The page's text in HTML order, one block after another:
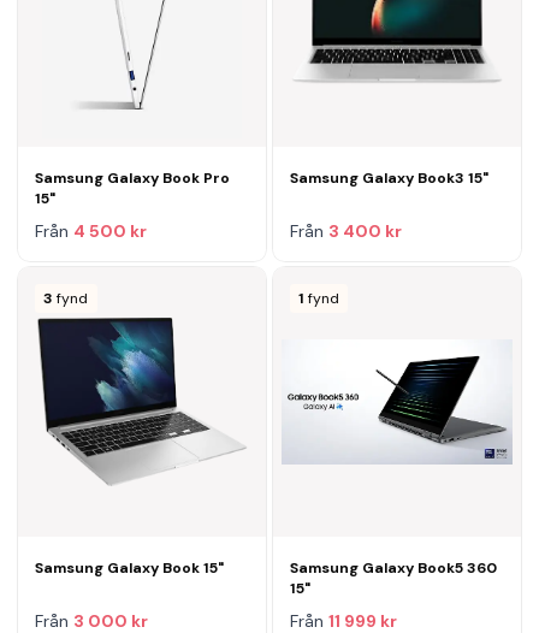
Samsung Galaxy Book Pro
15"
Från 4 500 kr
Samsung Galaxy Book3 15"
Från 3 400 kr
3 fynd
Samsung Galaxy Book 15"
Från 3 000 kr
1 fynd
Samsung Galaxy Book5 360
15"
Från 11 999 kr